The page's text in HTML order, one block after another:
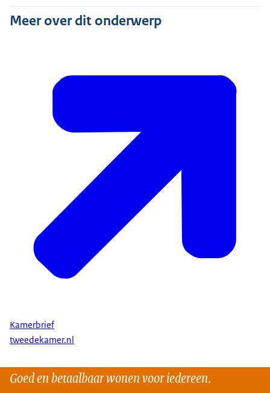
Meer over dit onderwerp
Kamerbrief
tweedekamer.nl
Goed en betaalbaar wonen voor iedereen.